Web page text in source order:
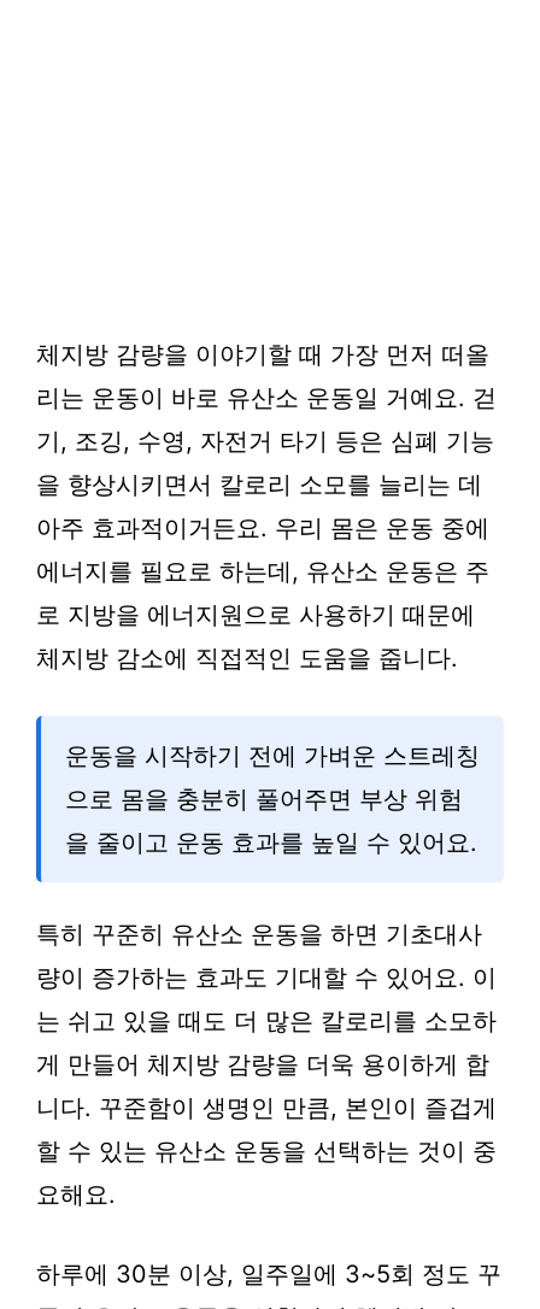
체지방 감량을 이야기할 때 가장 먼저 떠올
리는 운동이 바로 유산소 운동일 거예요. 걷
기, 조깅, 수영, 자전거 타기 등은 심폐 기능
을 향상시키면서 칼로리 소모를 늘리는 데
아주 효과적이거든요. 우리 몸은 운동 중에
에너지를 필요로 하는데, 유산소 운동은 주
로 지방을 에너지원으로 사용하기 때문에
체지방 감소에 직접적인 도움을 줍니다.
운동을 시작하기 전에 가벼운 스트레칭
으로 몸을 충분히 풀어주면 부상 위험
을 줄이고 운동 효과를 높일 수 있어요.
특히 꾸준히 유산소 운동을 하면 기초대사
량이 증가하는 효과도 기대할 수 있어요. 이
는 쉬고 있을 때도 더 많은 칼로리를 소모하
게 만들어 체지방 감량을 더욱 용이하게 합
니다. 꾸준함이 생명인 만큼, 본인이 즐겁게
할 수 있는 유산소 운동을 선택하는 것이 중
요해요.
하루에 30분 이상, 일주일에 3~5회 정도 꾸